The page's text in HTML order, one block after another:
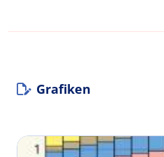
Grafiken